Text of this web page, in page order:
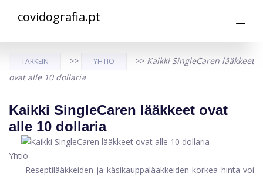
covidografia.pt
TÄRKEIN >> YHTIÖ >> Kaikki SingleCaren lääkkeet
ovat alle 10 dollaria
Kaikki SingleCaren lääkkeet ovat
alle 10 dollaria
Yhtiö
Reseptilääkkeiden ja käsikauppalääkkeiden korkea hinta voi